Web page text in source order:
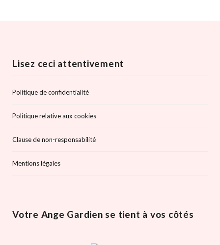
Lisez ceci attentivement
Politique de confidentialité
Politique relative aux cookies
Clause de non-responsabilité
Mentions légales
Votre Ange Gardien se tient à vos côtés